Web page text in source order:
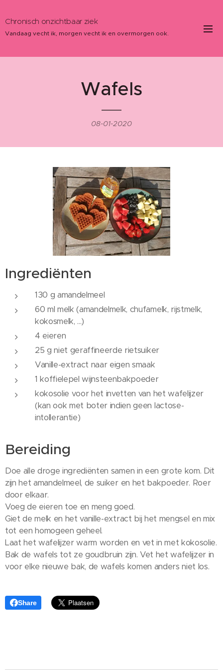
Chronisch onzichtbaar ziek
Vandaag vecht ik, morgen vecht ik en overmorgen ook.
Wafels
08-01-2020
Ingrediënten
130 g amandelmeel
60 ml melk (amandelmelk, chufamelk, rijstmelk,
kokosmelk, ...)
4 eieren
25 g niet geraffineerde rietsuiker
Vanille-extract naar eigen smaak
1 koffielepel wijnsteenbakpoeder
kokosolie voor het invetten van het wafelijzer
(kan ook met boter indien geen lactose-
intollerantie)
Bereiding
Doe alle droge ingrediënten samen in een grote kom. Dit
zijn het amandelmeel, de suiker en het bakpoeder. Roer
door elkaar.
Voeg de eieren toe en meng goed.
Giet de melk en het vanille-extract bij het mengsel en mix
tot een homogeen geheel.
Laat het wafelijzer warm worden en vet in met kokosolie.
Bak de wafels tot ze goudbruin zijn. Vet het wafelijzer in
voor elke nieuwe bak, de wafels komen anders niet los.
Share